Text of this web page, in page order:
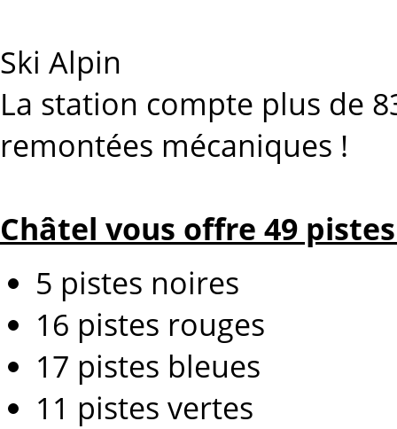
Ski Alpin
La station compte plus de
remontées mécaniques !
Châtel vous offre 49
5 pistes noires
16 pistes rouges
17 pistes bleues
11 pistes vertes